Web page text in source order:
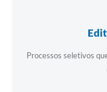
Processos seletivos